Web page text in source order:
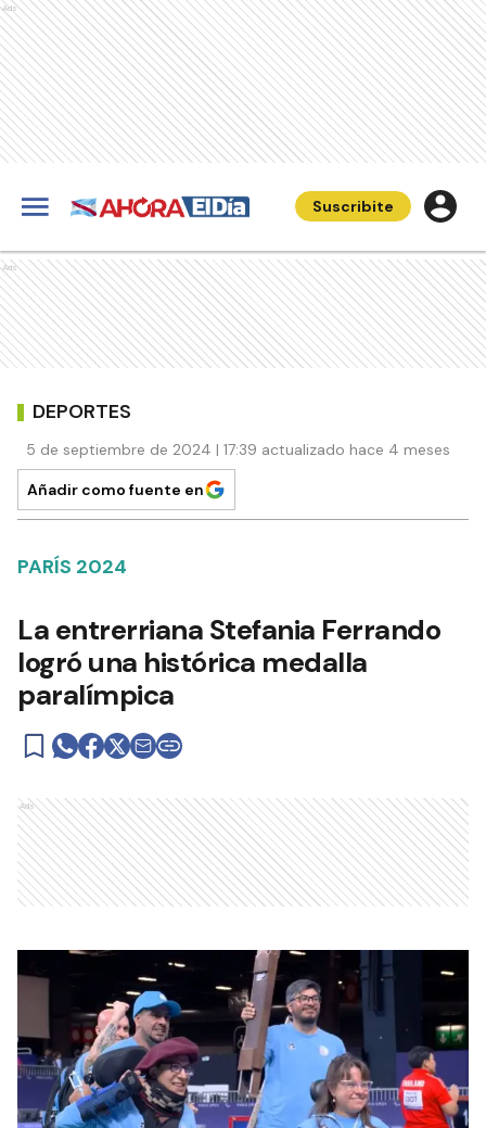
Ads
Suscribite
Ads
DEPORTES
5 de septiembre de 2024 | 17:39 actualizado hace 4 meses
Añadir como fuente en
PARÍS 2024
La entrerriana Stefania Ferrando
logró una histórica medalla
paralímpica
Ads